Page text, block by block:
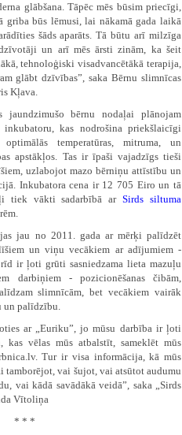
glābšana. Tāpēc mēs būsim priecīgi,
būs lēmusi, lai nākamā gada laikā
šāds aparāts. Tā būtu arī milzīga
un arī mēs ārsti zinām, ka šeit
tehnoloģiski visadvancētākā terapija,
glābt dzīvības”, saka Bērnu slimnīcas
Kļava.
jaundzimušo bērnu nodaļai plānojam
inkubatoru, kas nodrošina priekšlaicīgi
temperatūras, mitruma, un
apstākļos. Tas ir īpaši vajadzīgs tieši
uzlabojot mazo bērniņu attīstību un
Inkubatora cena ir 12 705 Eiro un tā
tiek vākti sadarbībā arSirds siltuma
jau no 2011. gada ar mērķi palīdzēt
un viņu vecākiem ar adījumiem -
ir ļoti grūti sasniedzama lieta mazuļu
darbiņiem - pozicionēšanas čibām,
slimnīcām, bet vecākiem vairāk
un palīdzību.
ar „Euriku”, jo mūsu darbība ir ļoti
vēlas mūs atbalstīt, sameklēt mūs
. Tur ir visa informācija, kā mūs
tamborējot, vai šujot, vai atsūtot audumu
vai kādā savādākā veidā”, saka „Sirds
Vītoliņa
* * *